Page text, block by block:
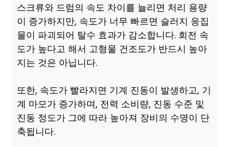
스크류와 드럼의 속도 차이를 늘리면 처리 용량
이 증가하지만, 속도가 너무 빠르면 슬러지 응집
물이 파괴되어 탈수 효과가 감소합니다. 회전 속
도가 높다고 해서 고형물 건조도가 반드시 높아
지는 것은 아닙니다.
또한, 속도가 빨라지면 기계 진동이 발생하고, 기
계 마모가 증가하며, 전력 소비량, 진동 수준 및
진동 정도가 그에 따라 높아져 장비의 수명이 단
축됩니다.